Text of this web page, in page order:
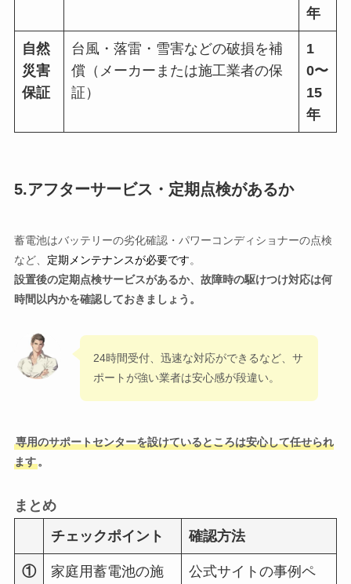
年
自然
災害
保証
台風・落雷・雪害などの破損を補
償（メーカーまたは施工業者の保
証）
1
0〜
15
年
5.アフターサービス・定期点検があるか
蓄電池はバッテリーの劣化確認・パワーコンディショナーの点検
など、 定期メンテナンスが必要です。
設置後の定期点検サービスがあるか、故障時の駆けつけ対応は何
時間以内かを確認しておきましょう。
24時間受付、迅速な対応ができるなど、サ
ポートが強い業者は安心感が段違い。
専用のサポートセンターを設けているところは安心して任せられ
ます。
まとめ
チェックポイント
確認方法
①
家庭用蓄電池の施
公式サイトの事例ペ